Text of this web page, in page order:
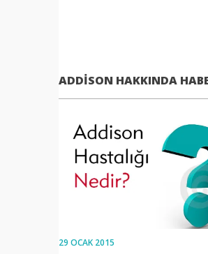
ADDISON HAKKINDA
29 OCAK 2015